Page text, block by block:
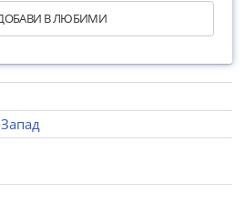
В ЛЮБИМИ